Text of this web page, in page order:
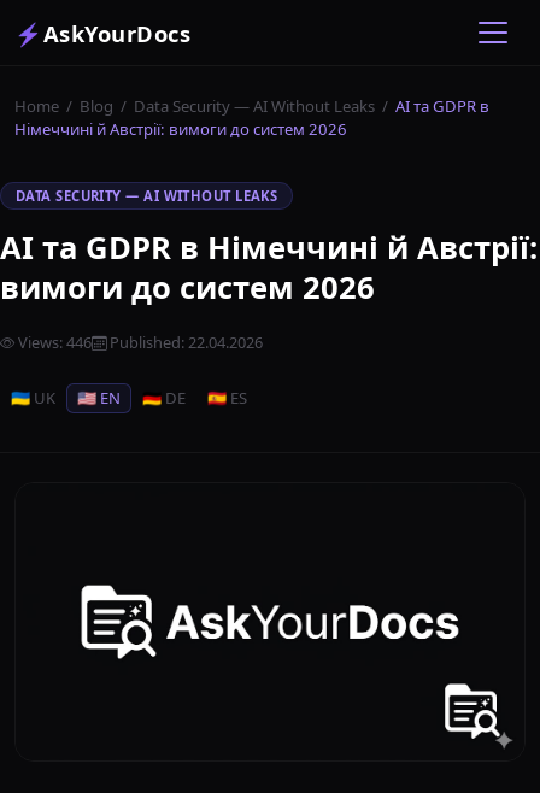
⚡ AskYourDocs
Home / Blog / Data Security — AI Without Leaks / AI та GDPR в
Німеччині й Австрії: вимоги до систем 2026
DATA SECURITY — AI WITHOUT LEAKS
AI та GDPR в Німеччині й Австрії:
вимоги до систем 2026
Views:446 Published:22.04.2026
🇺🇦 UK 🇺🇸 EN 🇩🇪 DE 🇪🇸 ES